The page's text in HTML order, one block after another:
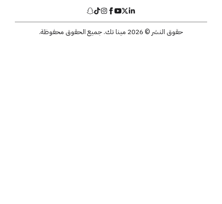
حقوق النشر © 2026 مينا تك. جميع الحقوق محفوظة.